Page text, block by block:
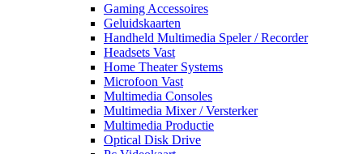
Gaming Accessoires
Geluidskaarten
Handheld Multimedia Speler / Recorder
Headsets Vast
Home Theater Systems
Microfoon Vast
Multimedia Consoles
Multimedia Mixer / Versterker
Multimedia Productie
Optical Disk Drive